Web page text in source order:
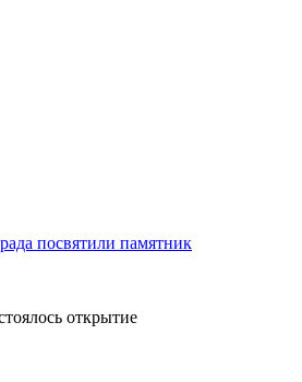
посвятили памятник
открытие